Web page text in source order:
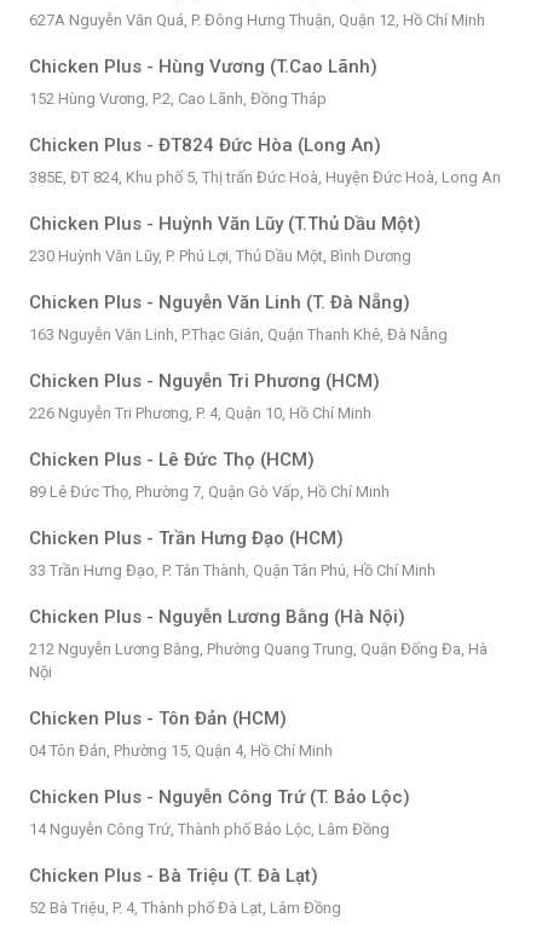
627A Nguyễn Văn Quá, P. Đông Hưng Thuận, Quận 12, Hồ Chí Minh
Chicken Plus - Hùng Vương (T.Cao Lãnh)
152 Hùng Vương, P.2, Cao Lãnh, Đồng Tháp
Chicken Plus - ĐT824 Đức Hòa (Long An)
385E, ĐT 824, Khu phố 5, Thị trấn Đức Hoà, Huyện Đức Hoà, Long An
Chicken Plus - Huỳnh Văn Lũy (T.Thủ Dầu Một)
230 Huỳnh Văn Lũy, P. Phú Lợi, Thủ Dầu Một, Bình Dương
Chicken Plus - Nguyễn Văn Linh (T. Đà Nẵng)
163 Nguyễn Văn Linh, P.Thạc Gián, Quận Thanh Khê, Đà Nẵng
Chicken Plus - Nguyễn Tri Phương (HCM)
226 Nguyễn Tri Phương, P. 4, Quận 10, Hồ Chí Minh
Chicken Plus - Lê Đức Thọ (HCM)
89 Lê Đức Thọ, Phường 7, Quận Gò Vấp, Hồ Chí Minh
Chicken Plus - Trần Hưng Đạo (HCM)
33 Trần Hưng Đạo, P. Tân Thành, Quận Tân Phú, Hồ Chí Minh
Chicken Plus - Nguyễn Lương Bằng (Hà Nội)
212 Nguyễn Lương Bằng, Phường Quang Trung, Quận Đống Đa, Hà
Nội
Chicken Plus - Tôn Đản (HCM)
04 Tôn Đản, Phường 15, Quận 4, Hồ Chí Minh
Chicken Plus - Nguyễn Công Trứ (T. Bảo Lộc)
14 Nguyễn Công Trứ, Thành phố Bảo Lộc, Lâm Đồng
Chicken Plus - Bà Triệu (T. Đà Lạt)
52 Bà Triệu, P. 4, Thành phố Đà Lạt, Lâm Đồng